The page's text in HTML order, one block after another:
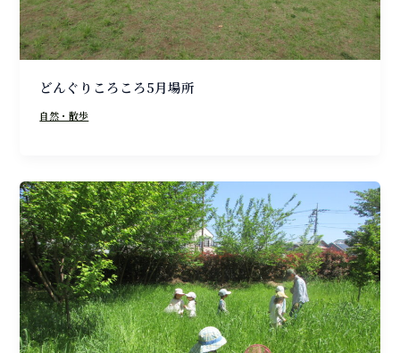
どんぐりころころ5月場所
自然・散歩